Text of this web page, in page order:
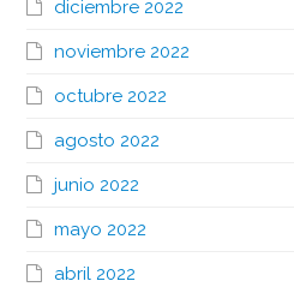
diciembre 2022
noviembre 2022
octubre 2022
agosto 2022
junio 2022
mayo 2022
abril 2022